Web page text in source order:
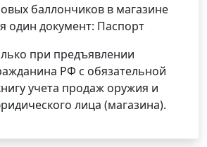
баллончиков в магазине
один документ: Паспорт
при предъявлении
РФ с обязательной
учета продаж оружия и
лица (магазина).